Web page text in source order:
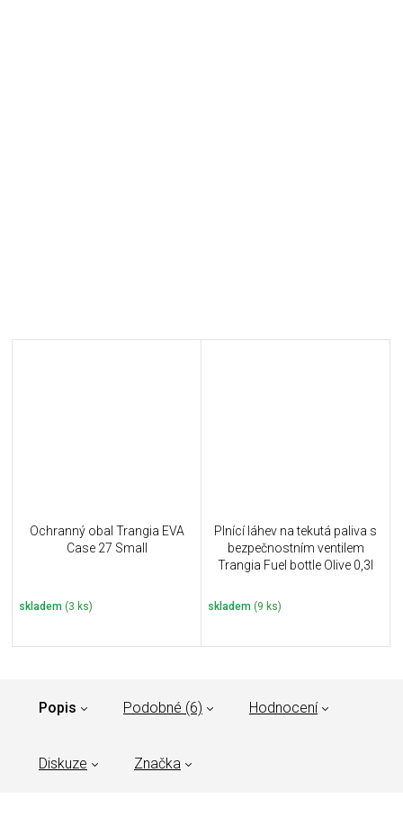
Ochranný obal Trangia EVA
Case 27 Small
skladem (3 ks)
Plnící láhev na tekutá paliva s
bezpečnostním ventilem
Trangia Fuel bottle Olive 0,3l
skladem (9 ks)
Popis Podobné (6) Hodnocení
Diskuze Značka